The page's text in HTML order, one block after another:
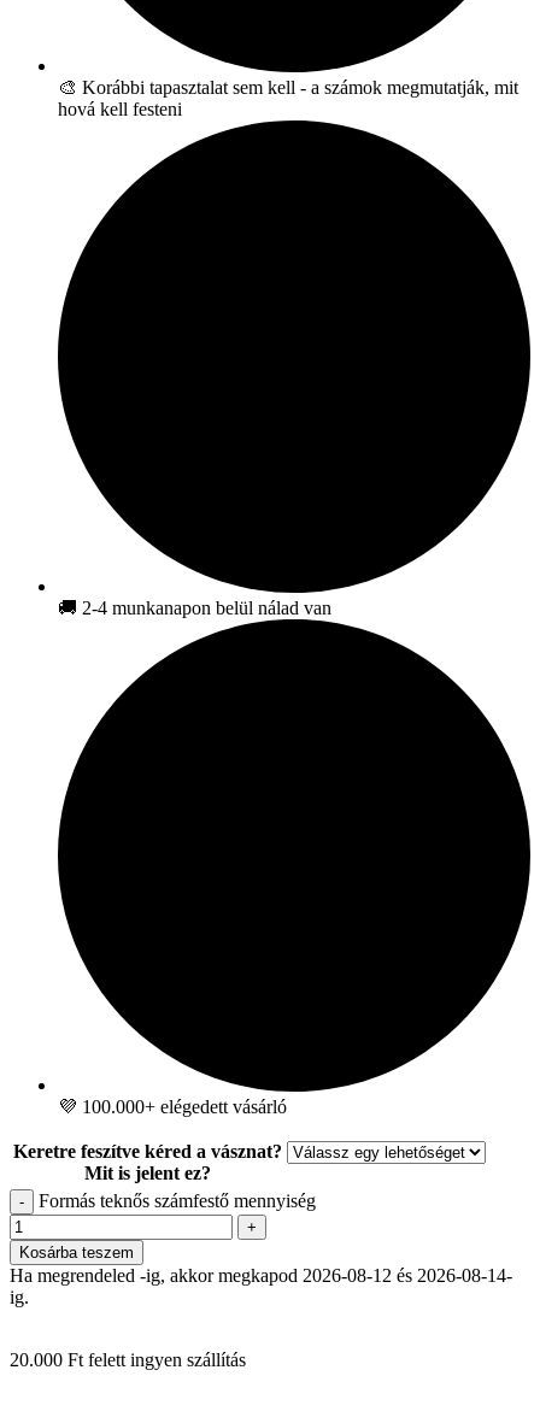
🎨 Korábbi tapasztalat sem kell - a számok megmutatják, mit
hová kell festeni
🚚 2-4 munkanapon belül nálad van
💜 100.000+ elégedett vásárló
Keretre feszítve kéred a vásznat?
Mit is jelent ez?
- Formás teknős számfestő mennyiség
+
Kosárba teszem
Ha megrendeled -ig, akkor megkapod 2026-08-12 és 2026-08-14-
ig.
20.000 Ft felett ingyen szállítás